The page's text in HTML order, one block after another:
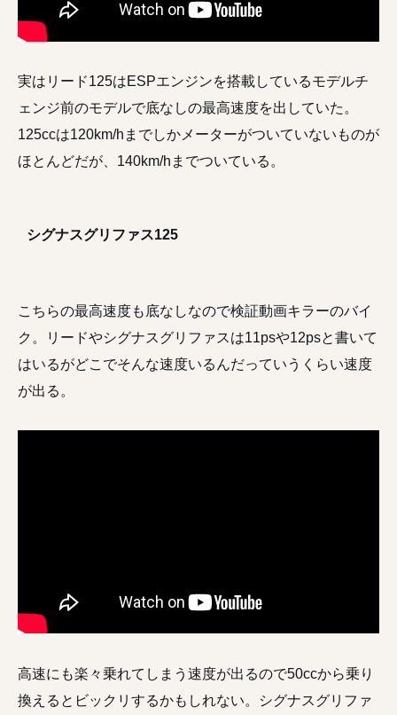
実はリード125はESPエンジンを搭載しているモデルチ
ェンジ前のモデルで底なしの最高速度を出していた。
125ccは120km/hまでしかメーターがついていないものが
ほとんどだが、140km/hまでついている。
シグナスグリファス125
こちらの最高速度も底なしなので検証動画キラーのバイ
ク。リードやシグナスグリファスは11psや12psと書いて
はいるがどこでそんな速度いるんだっていうくらい速度
が出る。
高速にも楽々乗れてしまう速度が出るので50ccから乗り
換えるとビックリするかもしれない。シグナスグリファ